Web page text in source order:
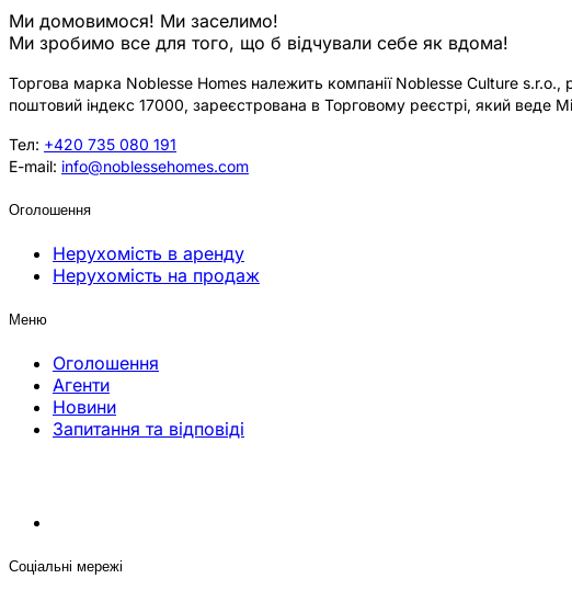
Ми домовимося! Ми заселимо!
Ми зробимо все для того, що б відчували себе як вдома!
Торгова марка Noblesse Homes належить компанії Noblesse Culture
поштовий індекс 17000, зареєстрована в Торговому реєстрі, який веде
Тел: +420 735 080 191
E-mail: info@noblessehomes.com
Оголошення
Нерухомість в аренду
Нерухомість на продаж
Меню
Оголошення
Агенти
Новини
Запитання та відповіді
Соціальні мережі